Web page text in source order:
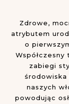
Zdrowe,
atrybutem
o
zabiegi
środowiska
naszych
powodując